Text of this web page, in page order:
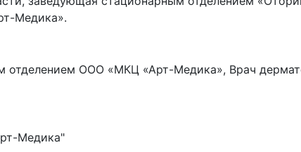
Медика».
ООО «МКЦ «Арт-Медика», Врач
Медика"